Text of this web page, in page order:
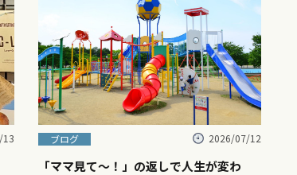
13 ブログ 2026/07/12
「ママ見て〜！」の返しで人生が変わ